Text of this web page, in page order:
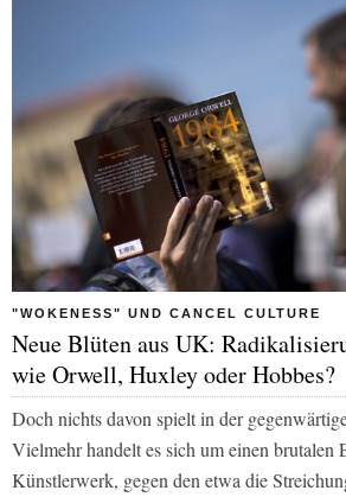
"WOKENESS" UND CANCEL CULTURE
Neue Blüten aus UK:
wie Orwell, Huxley oder Hobbes?
Doch nichts davon spielt in der
Vielmehr handelt es sich um einen brutalen
Künstlerwerk, gegen den etwa die